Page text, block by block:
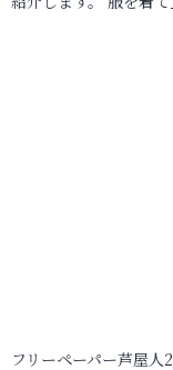
フリーペーパー芦屋